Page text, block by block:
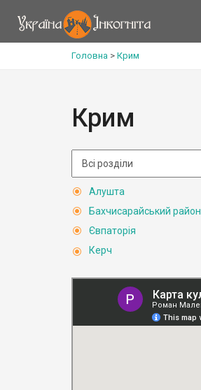
Головна > Крим
Крим
Алушта
Бахчисарайський район
Євпаторія
Керч